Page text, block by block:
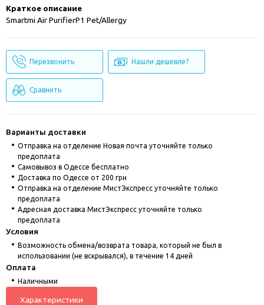
Краткое описание
Smartmi Air PurifierP1 Pet/Allergy
Перезвонить Нашли дешевле?
Сравнить
Варианты доставки
Отправка на отделение Новая почта уточняйте только
предоплата
Cамовывоз в Одессе бесплатно
Доставка по Одессе от 200 грн
Отправка на отделение МистЭкспресс уточняйте только
предоплата
Адресная доставка МистЭкспресс уточняйте только
предоплата
Условия
Возможность обмена/возврата товара, который не был в
использовании (не вскрывался), в течение 14 дней
Оплата
Наличными
Характеристики